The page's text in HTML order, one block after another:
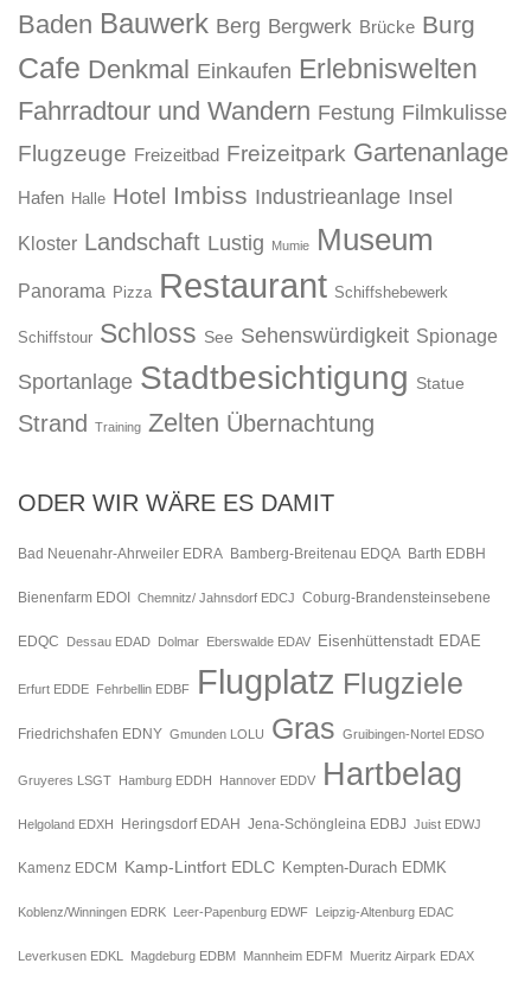
Baden Bauwerk Berg Bergwerk Brücke Burg
Cafe Denkmal Einkaufen Erlebniswelten
Fahrradtour und Wandern Festung Filmkulisse
Flugzeuge Freizeitbad Freizeitpark Gartenanlage
Hafen Halle Hotel Imbiss Industrieanlage Insel
Kloster Landschaft Lustig Mumie Museum
Panorama Pizza Restaurant Schiffshebewerk
Schiffstour Schloss See Sehenswürdigkeit Spionage
Sportanlage Stadtbesichtigung Statue
Strand Training Zelten Übernachtung
ODER WIR WÄRE ES DAMIT
Bad Neuenahr-Ahrweiler EDRA Bamberg-Breitenau EDQA Barth EDBH
Bienenfarm EDOI Chemnitz/ Jahnsdorf EDCJ Coburg-Brandensteinsebene
EDQC Dessau EDAD Dolmar Eberswalde EDAV Eisenhüttenstadt EDAE
Erfurt EDDE Fehrbellin EDBF Flugplatz Flugziele
Friedrichshafen EDNY Gmunden LOLU Gras Gruibingen-Nortel EDSO
Gruyeres LSGT Hamburg EDDH Hannover EDDV Hartbelag
Helgoland EDXH Heringsdorf EDAH Jena-Schöngleina EDBJ Juist EDWJ
Kamenz EDCM Kamp-Lintfort EDLC Kempten-Durach EDMK
Koblenz/Winningen EDRK Leer-Papenburg EDWF Leipzig-Altenburg EDAC
Leverkusen EDKL Magdeburg EDBM Mannheim EDFM Mueritz Airpark EDAX